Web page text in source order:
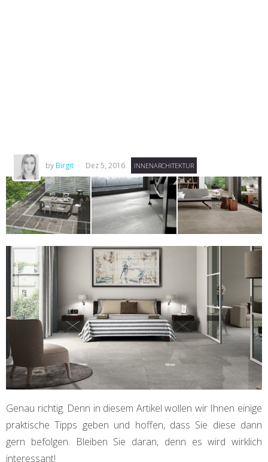
by Birgit Dez 5, 2016 INNENARCHITEKTUR
Genau richtig. Denn in diesem Artikel wollen wir Ihnen einige
praktische Tipps geben und hoffen, dass Sie diese dann
gern befolgen. Bleiben Sie daran, denn es wird wirklich
interessant!